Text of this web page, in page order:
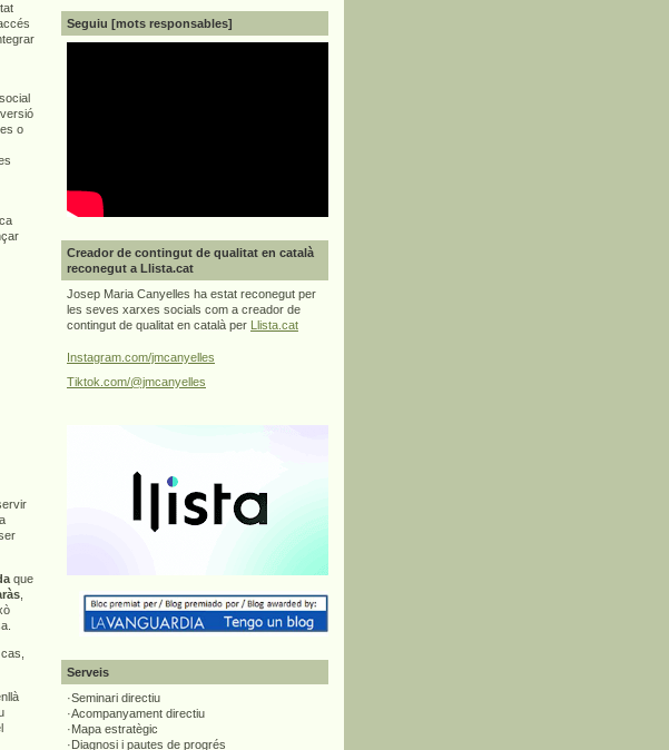
o
que
Seguiu [mots responsables]
Creador de contingut de qualitat en català
reconegut a Llista.cat
Josep Maria Canyelles ha estat reconegut per
les seves xarxes socials com a creador de
contingut de qualitat en català per
Llista.cat
Instagram.com/jmcanyelles
Tiktok.com/@jmcanyelles
Serveis
·Seminari directiu
·Acompanyament directiu
·Mapa estratègic
·Diagnosi i pautes de progrés